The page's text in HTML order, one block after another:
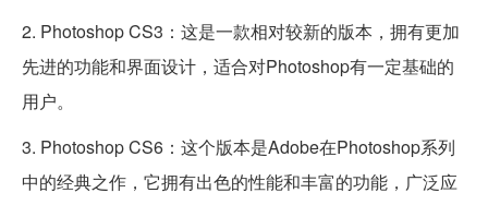
2. Photoshop CS3：这是一款相对较新的版本，拥有更加
先进的功能和界面设计，适合对Photoshop有一定基础的
用户。
3. Photoshop CS6：这个版本是Adobe在Photoshop系列
中的经典之作，它拥有出色的性能和丰富的功能，广泛应